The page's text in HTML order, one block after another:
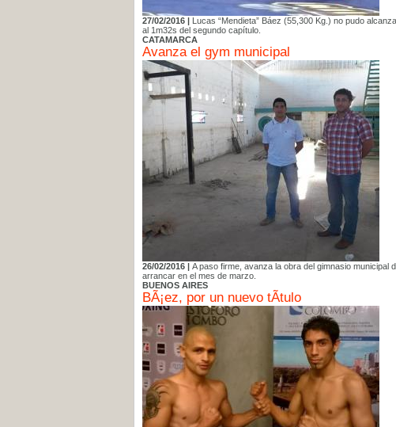
27/02/2016 | Lucas “Mendieta” Báez (55,300 Kg.) no pudo
al 1m32s del segundo capítulo.
CATAMARCA
Avanza el gym municipal
26/02/2016 | A paso firme, avanza la obra del gimnasio municipal
arrancar en el mes de marzo.
BUENOS AIRES
BÃ¡ez, por un nuevo tÃ­tulo